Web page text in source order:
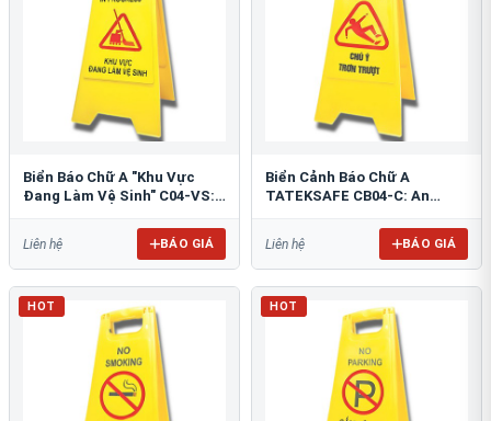
Biển Báo Chữ A "Khu Vực
Đang Làm Vệ Sinh" C04-VS:
Liên hệ BÁO GIÁ
Biển Cảnh Báo Chữ A
TATEKSAFE CB04-C: An
Liên hệ BÁO GIÁ
HOT HOT